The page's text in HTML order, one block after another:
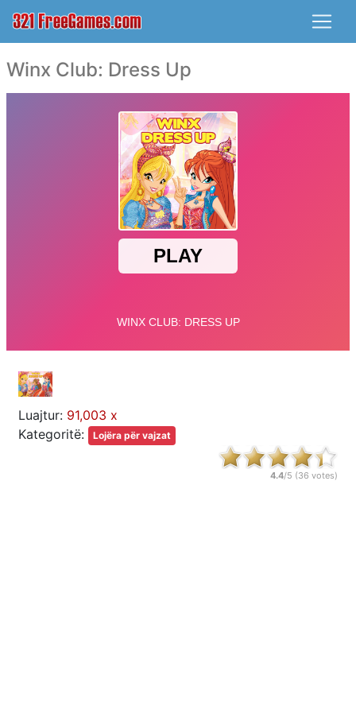
Winx Club: Dress Up
Luajtur: 91,003 x
Kategoritë:
Lojëra për vajzat
4.4/5 (36 votes)